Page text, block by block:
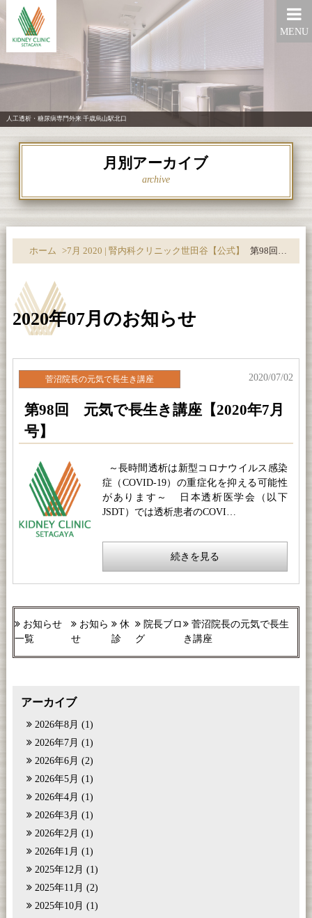
人工透析・糖尿病専門外来 千歳烏山駅北口
MENU
月別アーカイブ
archive
ホーム >7月 2020 | 腎内科クリニック世田谷【公式】 第98回 元気で長生き講座【2020年7月号】
2020年07月のお知らせ
第98回 元気で長生き講座【2020年7月
号】
菅沼院長の元気で長生き講座 2020/07/02
～長時間透析は新型コロナウイルス感染
症（COVID-19）の重症化を抑える可能性
があります～ 日本透析医学会（以下
JSDT）では透析患者のCOVI…
続きを見る
お知らせ
一覧
休
診
菅沼院長の元気で長生
き講座
院長ブロ
グ
お知ら
せ
アーカイブ
2026年8月 (1)
2026年7月 (1)
2026年6月 (2)
2026年5月 (1)
2026年4月 (1)
2026年3月 (1)
2026年2月 (1)
2026年1月 (1)
2025年12月 (1)
2025年11月 (2)
2025年10月 (1)